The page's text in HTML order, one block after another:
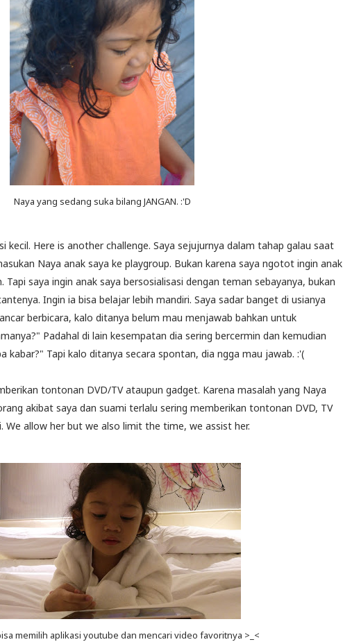
Naya yang sedang suka bilang JANGAN. :'D
kecil. Here is another challenge. Saya sejujurnya dalam tahap galau saat
Naya anak saya ke playgroup. Bukan karena saya ngotot ingin anak
Tapi saya ingin anak saya bersosialisasi dengan teman sebayanya, bukan
Ingin ia bisa belajar lebih mandiri. Saya sadar banget di usianya
berbicara, kalo ditanya belum mau menjawab bahkan untuk
Padahal di lain kesempatan dia sering bercermin dan kemudian
kabar?" Tapi kalo ditanya secara spontan, dia ngga mau jawab. :'(
tontonan DVD/TV ataupun gadget. Karena masalah yang Naya
akibat saya dan suami terlalu sering memberikan tontonan DVD, TV
We allow her but we also limit the time, we assist her.
memilih aplikasi youtube dan mencari video favoritnya >_<